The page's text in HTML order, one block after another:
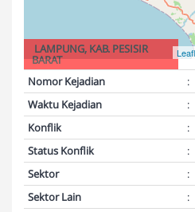
LAMPUNG, KAB. PESISIR
BARAT
Nomor Kejadian
:
Waktu Kejadian
:
Konflik
:
Status Konflik
:
Sektor
:
Sektor Lain
: